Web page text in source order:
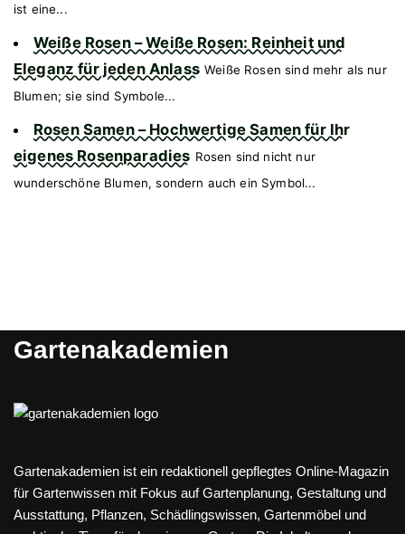
ist eine...
Weiße Rosen – Weiße Rosen: Reinheit und
Eleganz für jeden Anlass Weiße Rosen sind mehr als nur
Blumen; sie sind Symbole...
Rosen Samen – Hochwertige Samen für Ihr
eigenes Rosenparadies Rosen sind nicht nur
wunderschöne Blumen, sondern auch ein Symbol...
Gartenakademien
Gartenakademien ist ein redaktionell gepflegtes Online-Magazin
für Gartenwissen mit Fokus auf Gartenplanung, Gestaltung und
Ausstattung, Pflanzen, Schädlingswissen, Gartenmöbel und